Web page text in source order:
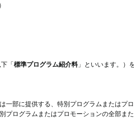
「標準プログラム紹介料」といいます。）
一部に提供する、特別プログラムまたはプ
プログラムまたはプロモーションの全部ま